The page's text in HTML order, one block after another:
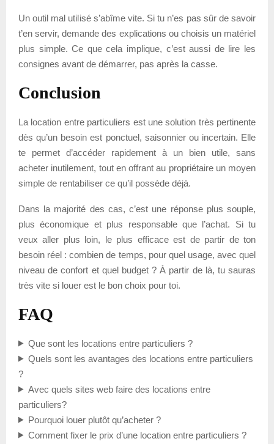
Un outil mal utilisé s’abîme vite. Si tu n’es pas sûr de savoir
t’en servir, demande des explications ou choisis un matériel
plus simple. Ce que cela implique, c’est aussi de lire les
consignes avant de démarrer, pas après la casse.
Conclusion
La location entre particuliers est une solution très pertinente
dès qu’un besoin est ponctuel, saisonnier ou incertain. Elle
te permet d’accéder rapidement à un bien utile, sans
acheter inutilement, tout en offrant au propriétaire un moyen
simple de rentabiliser ce qu’il possède déjà.
Dans la majorité des cas, c’est une réponse plus souple,
plus économique et plus responsable que l’achat. Si tu
veux aller plus loin, le plus efficace est de partir de ton
besoin réel : combien de temps, pour quel usage, avec quel
niveau de confort et quel budget ? À partir de là, tu sauras
très vite si louer est le bon choix pour toi.
FAQ
Que sont les locations entre particuliers ?
Quels sont les avantages des locations entre particuliers
?
Avec quels sites web faire des locations entre
particuliers?
Pourquoi louer plutôt qu’acheter ?
Comment fixer le prix d’une location entre particuliers ?